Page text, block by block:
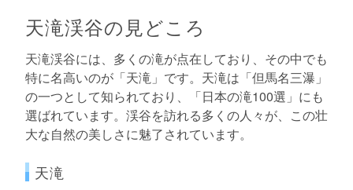
天滝渓谷の見どころ
天滝渓谷には、多くの滝が点在しており、その中でも
特に名高いのが「天滝」です。天滝は「但馬名三瀑」
の一つとして知られており、「日本の滝100選」にも
選ばれています。渓谷を訪れる多くの人々が、この壮
大な自然の美しさに魅了されています。
天滝